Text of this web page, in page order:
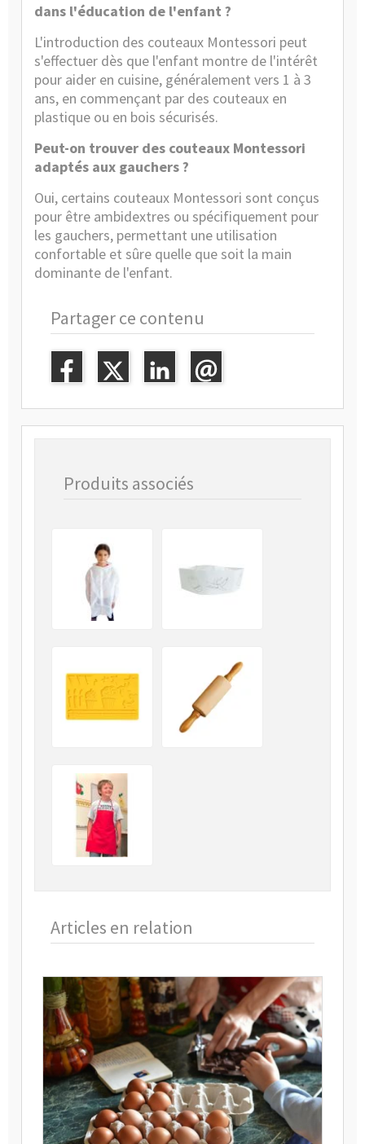
dans l'éducation de l'enfant ?
L'introduction des couteaux Montessori peut
s'effectuer dès que l'enfant montre de l'intérêt
pour aider en cuisine, généralement vers 1 à 3
ans, en commençant par des couteaux en
plastique ou en bois sécurisés.
Peut-on trouver des couteaux Montessori
adaptés aux gauchers ?
Oui, certains couteaux Montessori sont conçus
pour être ambidextres ou spécifiquement pour
les gauchers, permettant une utilisation
confortable et sûre quelle que soit la main
dominante de l'enfant.
Partager ce contenu
Produits associés
Articles en relation